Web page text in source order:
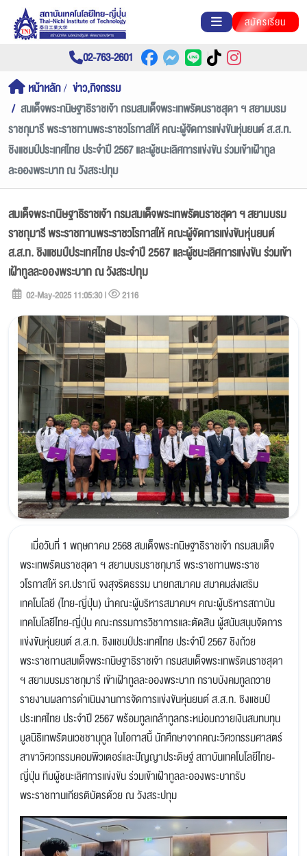
สมัครเรียน
02-763-2601
หน้าหลัก
ข่าว,กิจกรรม
สมเด็จพระกนิษฐาธิราชเจ้า กรมสมเด็จพระเทพรัตนราชสุดา ฯ สยามบรม
ราชกุมารี พระราชทานพระราชวโรกาสให้ คณะผู้จัดการแข่งขันหุ่นยนต์ ส.ส.ท.
ชิงแชมป์ประเทศไทย ประจำปี 2567 และผู้ชนะเลิศการแข่งขัน ร่วมเข้าเฝ้าทูล
ละอองพระบาท ณ วังสระปทุม
สมเด็จพระกนิษฐาธิราชเจ้า กรมสมเด็จพระเทพรัตนราชสุดา ฯ สยามบรม
ราชกุมารี พระราชทานพระราชวโรกาสให้ คณะผู้จัดการแข่งขันหุ่นยนต์
ส.ส.ท. ชิงแชมป์ประเทศไทย ประจำปี 2567 และผู้ชนะเลิศการแข่งขัน ร่วมเข้า
เฝ้าทูลละอองพระบาท ณ วังสระปทุม
02-May-2025 11:05:30 | 2116
เมื่อวันที่ 1 พฤษภาคม 2568 สมเด็จพระกนิษฐาธิราชเจ้า กรมสมเด็จ
พระเทพรัตนราชสุดา ฯ สยามบรมราชกุมารี พระราชทานพระราช
วโรกาสให้ รศ.ปราณี จงสุจริตธรรม นายกสมาคม สมาคมส่งเสริม
เทคโนโลยี (ไทย-ญี่ปุ่น) นำคณะผู้บริหารสมาคมฯ คณะผู้บริหารสถาบัน
เทคโนโลยีไทย-ญี่ปุ่น คณะกรรมการวิชาการและตัดสิน ผู้สนับสนุนจัดการ
แข่งขันหุ่นยนต์ ส.ส.ท. ชิงแชมป์ประเทศไทย ประจำปี 2567 ชิงถ้วย
พระราชทานสมเด็จพระกนิษฐาธิราชเจ้า กรมสมเด็จพระเทพรัตนราชสุดา
ฯ สยามบรมราชกุมารี เข้าเฝ้าทูลละอองพระบาท กราบบังคมทูลถวาย
รายงานผลการดำเนินงานการจัดการแข่งขันหุ่นยนต์ ส.ส.ท. ชิงแชมป์
ประเทศไทย ประจำปี 2567 พร้อมทูลเกล้าทูลกระหม่อมถวายเงินสมทบทุน
มูลนิธิเทพรัตนเวชชานุกูล ในโอกาสนี้ นักศึกษาจากคณะวิศวกรรมศาสตร์
สาขาวิศวกรรมคอมพิวเตอร์และปัญญาประดิษฐ์ สถาบันเทคโนโลยีไทย-
ญี่ปุ่น ทีมผู้ชนะเลิศการแข่งขัน ร่วมเข้าเฝ้าทูลละอองพระบาทรับ
พระราชทานเกียรติบัตรด้วย ณ วังสระปทุม